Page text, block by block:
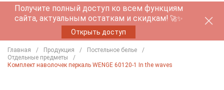
Получите полный доступ ко всем функциям
сайта, актуальным остаткам и скидкам! 🚀✨
Открыть доступ
Главная Продукция
Постельное белье
Отдельные предметы
Комплект наволочек перкаль WENGE 60120-1 In the waves